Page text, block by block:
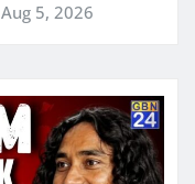
Aug 5, 2026